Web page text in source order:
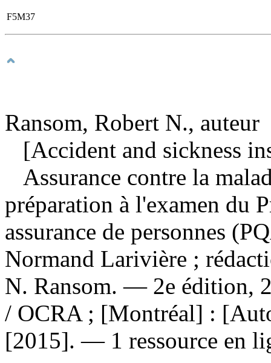
F5M37
Ransom, Robert N., auteur
[Accident and sickness
Assurance contre la
préparation à l'examen du
assurance de personnes
Normand Larivière ;
N. Ransom. — 2e édition,
/ OCRA ; [Montréal] :
[2015]. — 1 ressource en